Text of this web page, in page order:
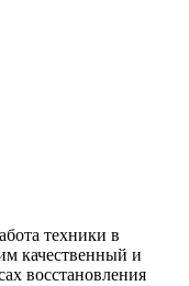
техники в
качественный и
восстановления